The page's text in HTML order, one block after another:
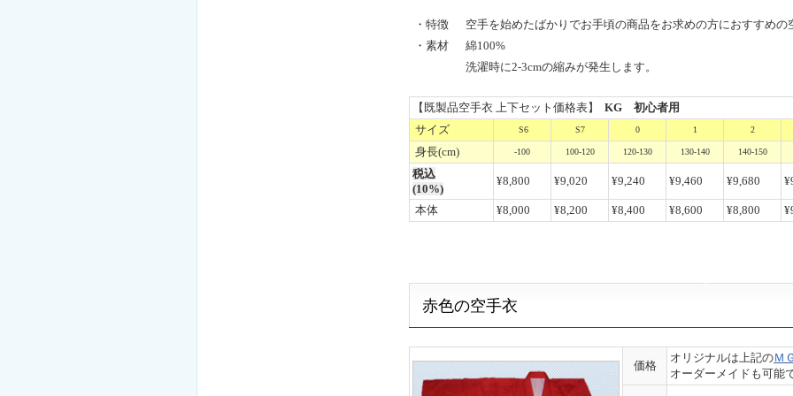
・特徴
空手を始めたばかりでお手頃の商品をお求めの方におすすめの
・素材
綿100%
洗濯時に2-3cmの縮みが発生します。
【既製品空手衣 上下セット価格表】
KG 初心者用
サイズ
S6 S7 0 1 2
身長(cm) -100 100-120 120-130 130-140 140-150
税込
(10%)
¥8,800 ¥9,020 ¥9,240 ¥9,460 ¥9,680
本体 ¥8,000 ¥8,200 ¥8,400 ¥8,600 ¥8,800
赤色の空手衣
価格
オリジナルは上記のＭ
オーダーメイドも可能